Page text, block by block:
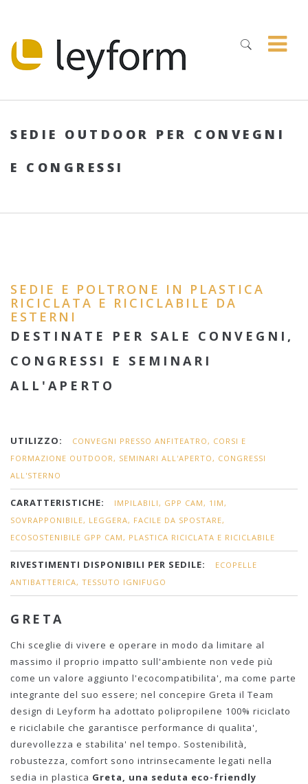
SEDIE OUTDOOR PER CONVEGNI
E CONGRESSI
SEDIE E POLTRONE IN PLASTICA
RICICLATA E RICICLABILE DA
ESTERNI
DESTINATE PER SALE CONVEGNI,
CONGRESSI E SEMINARI
ALL'APERTO
UTILIZZO:
CONVEGNI PRESSO ANFITEATRO, CORSI E
FORMAZIONE OUTDOOR, SEMINARI ALL'APERTO, CONGRESSI
ALL'STERNO
CARATTERISTICHE:
IMPILABILI, GPP CAM, 1IM,
SOVRAPPONIBILE, LEGGERA, FACILE DA SPOSTARE,
ECOSOSTENIBILE GPP CAM, PLASTICA RICICLATA E RICICLABILE
RIVESTIMENTI DISPONIBILI PER SEDILE:
ECOPELLE
ANTIBATTERICA, TESSUTO IGNIFUGO
GRETA
Chi sceglie di vivere e operare in modo da limitare al
massimo il proprio impatto sull'ambiente non vede più
come un valore aggiunto l'ecocompatibilita', ma come parte
integrante del suo essere; nel concepire Greta il Team
design di Leyform ha adottato polipropilene 100% riciclato
e riciclabile che garantisce performance di qualita',
durevollezza e stabilita' nel tempo. Sostenibilità,
robustezza, comfort sono intrinsecamente legati nella
sedia in plastica Greta, una seduta eco-friendly